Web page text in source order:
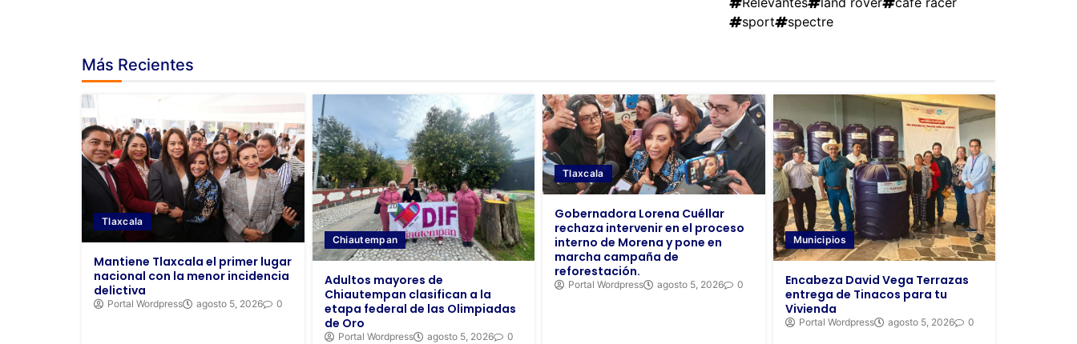
sport
spectre
Más Recientes
Tlaxcala
Mantiene Tlaxcala el primer lugar
nacional con la menor incidencia
delictiva
Portal Wordpress agosto 5, 2026 0
Chiautempan
Adultos mayores de
Chiautempan clasifican a la
etapa federal de las Olimpiadas
de Oro
Portal Wordpress agosto 5, 2026 0
Tlaxcala
Gobernadora Lorena Cuéllar
rechaza intervenir en el proceso
interno de Morena y pone en
marcha campaña de
reforestación.
Portal Wordpress agosto 5, 2026 0
Municipios
Encabeza David Vega Terrazas
entrega de Tinacos para tu
Vivienda
Portal Wordpress agosto 5, 2026 0